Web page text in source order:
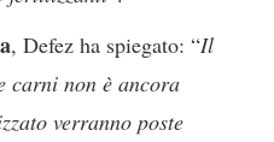
, Defez ha spiegato: “Il
carni non è ancora
verranno poste